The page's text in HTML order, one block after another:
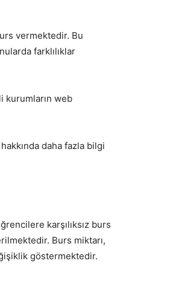
vermektedir. Bu
farklılıklar
kurumların web
daha fazla bilgi
karşılıksız burs
Burs miktarı,
göstermektedir.